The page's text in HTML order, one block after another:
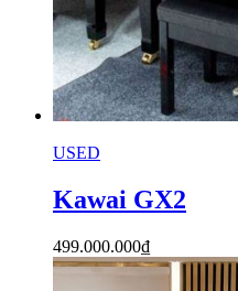
USED
Kawai GX2
499.000.000₫